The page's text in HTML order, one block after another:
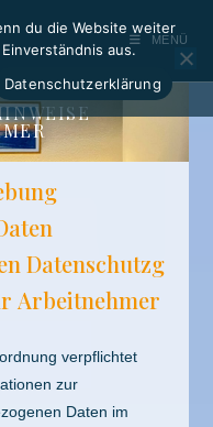
MENÜ
Datenschutzg
Arbeitnehmer
verpflichtet
zur
Daten im
du die Website weiter
aus.
Datenschutzerklärung